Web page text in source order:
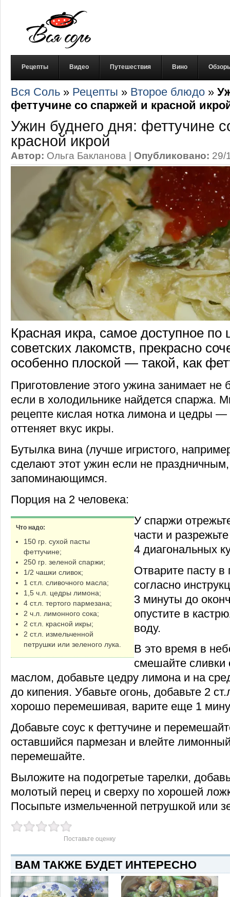
Рецепты Видео Путешествия Вино
Вся Соль » Рецепты » Второе блюдо »
феттучине со спаржей и красной
Ужин буднего дня: феттучине
красной икрой
Автор: Ольга Бакланова | Опубликовано: 29/
Красная икра, самое доступное по
советских лакомств, прекрасно
особенно плоской — такой, как
Приготовление этого ужина занимает не
если в холодильнике найдется спаржа.
рецепте кислая нотка лимона и цедры
оттеняет вкус икры.
Бутылка вина (лучше игристого,
сделают этот ужин если не
запоминающимся.
Порция на 2 человека:
Что надо:
150 гр. сухой пасты
феттучине;
250 гр. зеленой спаржи;
1/2 чашки сливок;
1 ст.л. сливочного масла;
1,5 ч.л. цедры лимона;
4 ст.л. тертого пармезана;
2 ч.л. лимонного сока;
2 ст.л. красной икры;
2 ст.л. измельченной
петрушки или зеленого лука.
У спаржи
части и
4 диагональных
Отварите пасту
согласно
3 минуты до
опустите в
воду.
В это время в
смешайте
маслом, добавьте цедру лимона и на
до кипения. Убавьте огонь, добавьте 2
хорошо перемешивая, варите еще 1
Добавьте соус к феттучине и
оставшийся пармезан и влейте
перемешайте.
Выложите на подогретые тарелки,
молотый перец и сверху по хорошей
Посыпьте измельченной петрушкой или
Поставьте оценку
ВАМ ТАКЖЕ БУДЕТ ИНТЕРЕСНО